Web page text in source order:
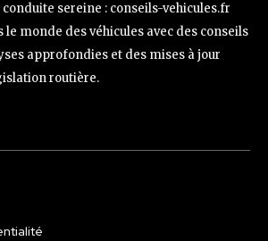
sereine : conseils-vehicules.fr
le monde des véhicules avec des conseils
approfondies et des mises à jour
routière.